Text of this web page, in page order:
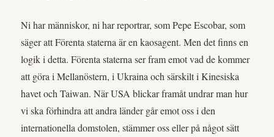
Ni har människor, ni har reportrar, som Pepe Escobar, som
säger att Förenta staterna är en kaosagent. Men det finns en
logik i detta. Förenta staterna ser fram emot vad de kommer
att göra i Mellanöstern, i Ukraina och särskilt i Kinesiska
havet och Taiwan. När USA blickar framåt undrar man hur
vi ska förhindra att andra länder går emot oss i den
internationella domstolen, stämmer oss eller på något sätt